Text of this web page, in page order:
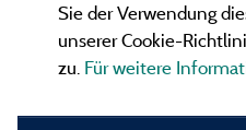
Gesetzliche
Sie der Verwendung
unserer Cookie-
zu. Für weitere